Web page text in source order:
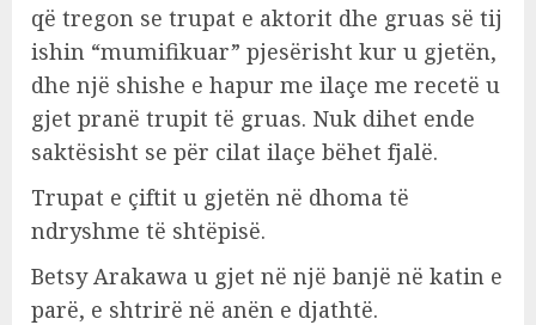
që tregon se trupat e aktorit dhe gruas së tij
ishin “mumifikuar” pjesërisht kur u gjetën,
dhe një shishe e hapur me ilaçe me recetë u
gjet pranë trupit të gruas. Nuk dihet ende
saktësisht se për cilat ilaçe bëhet fjalë.
Trupat e çiftit u gjetën në dhoma të
ndryshme të shtëpisë.
Betsy Arakawa u gjet në një banjë në katin e
parë, e shtrirë në anën e djathtë.